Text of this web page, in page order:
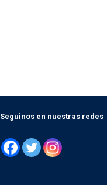
Seguinos en nuestras redes